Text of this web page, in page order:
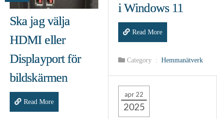
Ska jag välja
HDMI eller
Displayport för
bildskärmen
Read More
i Windows 11
Read More
Category : Hemmanätverk
apr 22
2025